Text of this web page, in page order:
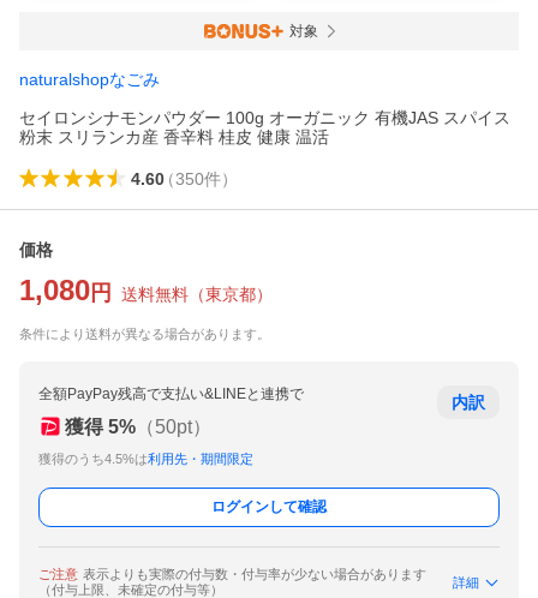
対象
naturalshopなごみ
セイロンシナモンパウダー 100g オーガニック 有機JAS スパイス
粉末 スリランカ産 香辛料 桂皮 健康 温活
4.60（350件）
価格
1,080 円 送料無料 （東京都）
条件により送料が異なる場合があります。
全額PayPay残高で支払い&LINEと連携で
獲得 5% （50pt）
獲得のうち4.5%は利用先・期間限定
内訳
ログインして確認
ご注意 表示よりも実際の付与数・付与率が少ない場合があります
（付与上限、未確定の付与等）
詳細